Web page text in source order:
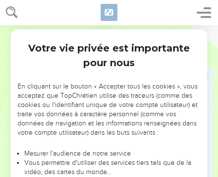
Juges 4
Jabin, le roi de Hatsor, et la famille de Héber le Kénien.
Jaël sortit à la rencontre de Sisera et lui dit : « Entre, mon
seigneur, entre chez moi, n’aie pas peur. » Il entra chez elle
dans la tente et elle le cacha sous une couverture.
Il lui dit : « Donne-moi, je t’en prie, un peu d'eau à boire,
car j'ai soif. » Elle ouvrit l'outre du lait, lui donna à boire et le
couvrit.
Il lui dit encore : « Tiens-toi à l'entrée de la tente et, si l'on
vient te demander : ‘Y a-t-il quelqu'un ici ?’tu répondras :
‘Non.’ »
Jaël, la femme de Héber, s’empara d’un pieu de la tente,
le pieu dans la tempe. Il pénétra jusqu’en terre. Sisera se
trouvait alors dans un état de sommeil profond, car il était
Votre vie privée est importante
pour nous
En cliquant sur le bouton « Accepter tous les cookies », vous
acceptez que TopChrétien utilise des traceurs (comme des
cookies ou l'identifiant unique de votre compte utilisateur) et
traite vos données à caractère personnel (comme vos
données de navigation et les informations renseignées dans
votre compte utilisateur) dans les buts suivants :
Mesurer l'audience de notre service
Vous permettre d'utiliser des services tiers tels que de la
vidéo, des cartes du monde…